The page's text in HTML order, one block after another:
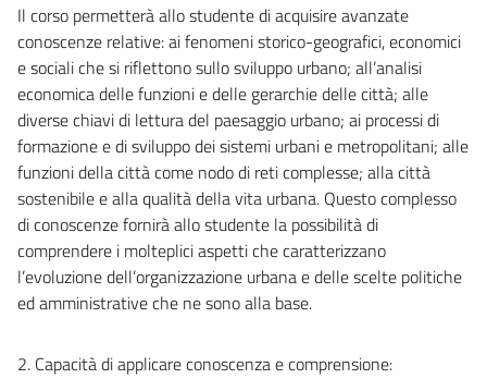
Il corso permetterà allo studente di acquisire avanzate
conoscenze relative: ai fenomeni storico-geografici, economici
e sociali che si riflettono sullo sviluppo urbano; all’analisi
economica delle funzioni e delle gerarchie delle città; alle
diverse chiavi di lettura del paesaggio urbano; ai processi di
formazione e di sviluppo dei sistemi urbani e metropolitani; alle
funzioni della città come nodo di reti complesse; alla città
sostenibile e alla qualità della vita urbana. Questo complesso
di conoscenze fornirà allo studente la possibilità di
comprendere i molteplici aspetti che caratterizzano
l’evoluzione dell’organizzazione urbana e delle scelte politiche
ed amministrative che ne sono alla base.
2. Capacità di applicare conoscenza e comprensione: